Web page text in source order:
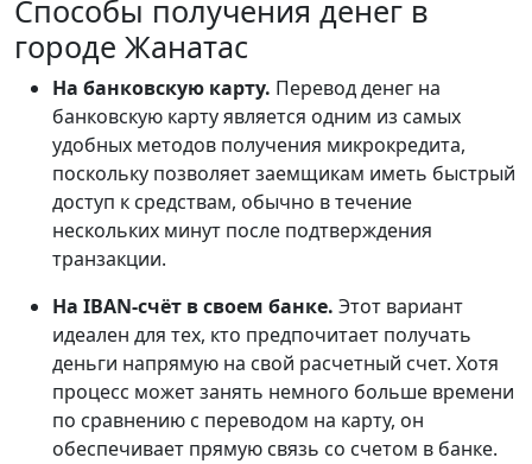
Способы получения денег в
городе Жанатас
На банковскую карту. Перевод денег на
банковскую карту является одним из самых
удобных методов получения микрокредита,
поскольку позволяет заемщикам иметь быстрый
доступ к средствам, обычно в течение
нескольких минут после подтверждения
транзакции.
На IBAN-счёт в своем банке. Этот вариант
идеален для тех, кто предпочитает получать
деньги напрямую на свой расчетный счет. Хотя
процесс может занять немного больше времени
по сравнению с переводом на карту, он
обеспечивает прямую связь со счетом в банке.